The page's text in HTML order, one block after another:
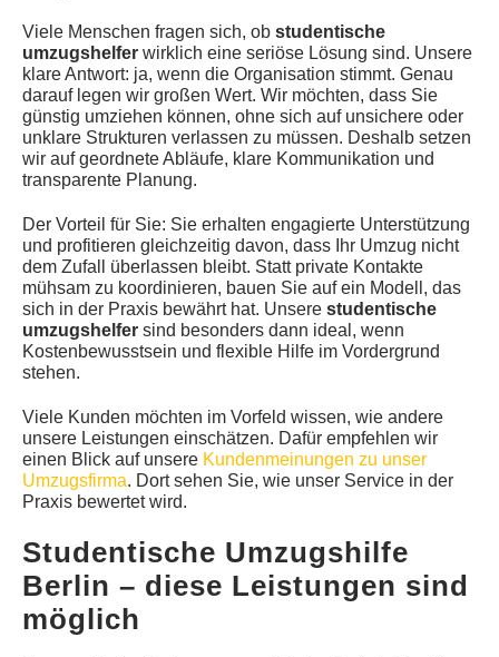
Viele Menschen fragen sich, ob studentische
umzugshelfer wirklich eine seriöse Lösung sind. Unsere
klare Antwort: ja, wenn die Organisation stimmt. Genau
darauf legen wir großen Wert. Wir möchten, dass Sie
günstig umziehen können, ohne sich auf unsichere oder
unklare Strukturen verlassen zu müssen. Deshalb setzen
wir auf geordnete Abläufe, klare Kommunikation und
transparente Planung.
Der Vorteil für Sie: Sie erhalten engagierte Unterstützung
und profitieren gleichzeitig davon, dass Ihr Umzug nicht
dem Zufall überlassen bleibt. Statt private Kontakte
mühsam zu koordinieren, bauen Sie auf ein Modell, das
sich in der Praxis bewährt hat. Unsere studentische
umzugshelfer sind besonders dann ideal, wenn
Kostenbewusstsein und flexible Hilfe im Vordergrund
stehen.
Viele Kunden möchten im Vorfeld wissen, wie andere
unsere Leistungen einschätzen. Dafür empfehlen wir
einen Blick auf unsere Kundenmeinungen zu unser
Umzugsfirma. Dort sehen Sie, wie unser Service in der
Praxis bewertet wird.
Studentische Umzugshilfe
Berlin – diese Leistungen sind
möglich